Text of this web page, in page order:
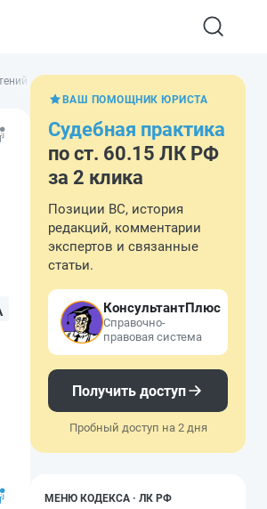
и грибов
ВАШ ПОМОЩНИК ЮРИСТА
Судебная практика
по ст. 60.15 ЛК РФ
за 2 клика
Позиции ВС, история
редакций, комментарии
экспертов и связанные
статьи.
КонсультантПлюс
Справочно-
правовая система
Получить доступ
Пробный доступ на 2 дня
МЕНЮ КОДЕКСА · ЛК РФ